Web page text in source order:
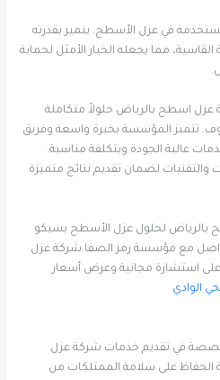
في عزل الأسطح. يتميز بقدرته
مما يجعله الخيار الأمثل لحماية
اسطح بالرياض حلولاً متكاملة
تتميز المؤسسة بخبرة واسعة وفريق
عالية الجودة وبتكلفة مناسبة.
لضمان تقديم نتائج متميزة
بالرياض لحلول عزل الأسطح بسيكو
مع مؤسسة رمز الصفا شركة عزل
استشارة مجانية وعرض أسعار
الوادي
في تقديم خدمات شركة عزل
على سلامة الممتلكات من